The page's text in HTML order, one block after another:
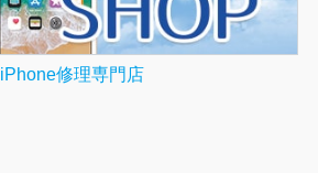
iPhone修理専門店